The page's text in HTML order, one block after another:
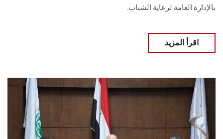
بالإدارة العامة لرعاية الشباب.
اقرأ المزيد